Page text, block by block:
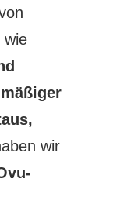
wie
wir